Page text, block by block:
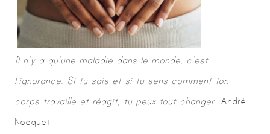
Il n’y a qu’une maladie dans le monde, c’est
l’ignorance. Si tu sais et si tu sens comment ton
corps travaille et réagit, tu peux tout changer. André
Nocquet